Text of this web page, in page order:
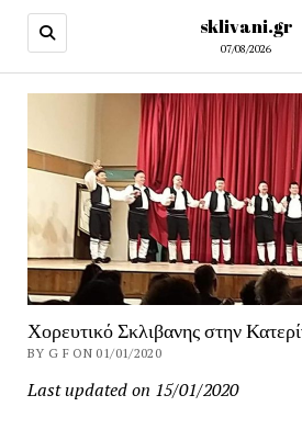
sklivani.gr
07/08/2026
Χορευτικό Σκλιβανης στην
BY G F ON 01/01/2020
Last updated on 15/01/2020